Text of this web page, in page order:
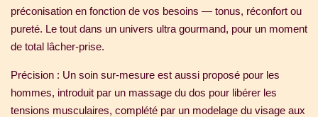
préconisation en fonction de vos besoins — tonus, réconfort ou
pureté. Le tout dans un univers ultra gourmand, pour un moment
de total lâcher-prise.
Précision : Un soin sur-mesure est aussi proposé pour les
hommes, introduit par un massage du dos pour libérer les
tensions musculaires, complété par un modelage du visage aux